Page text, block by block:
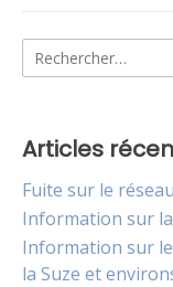
Rechercher :
Articles
Fuite sur le
Information sur
Information sur
la Suze et